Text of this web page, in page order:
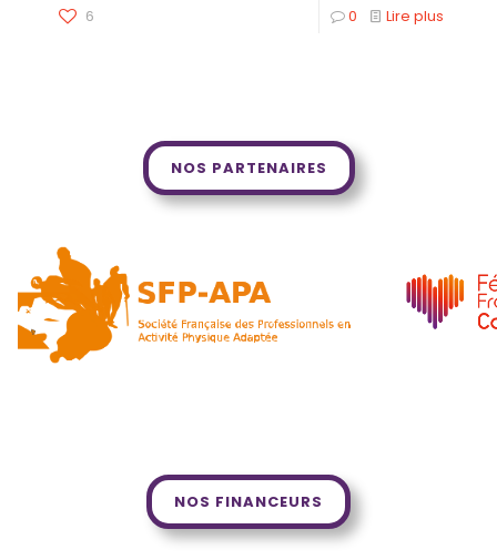
6 0 Lire plus
NOS PARTENAIRES
NOS FINANCEURS